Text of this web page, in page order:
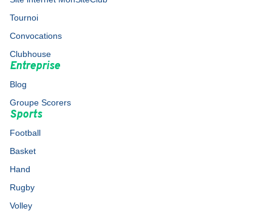
Tournoi
Convocations
Clubhouse
Entreprise
Blog
Groupe Scorers
Sports
Football
Basket
Hand
Rugby
Volley